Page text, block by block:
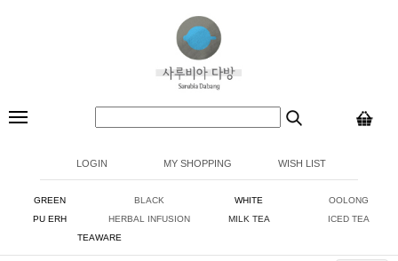
LOGIN MY SHOPPING WISH LIST
GREEN BLACK WHITE
OOLONG
PU ERH
HERBAL INFUSION MILK TEA
ICED TEA
TEAWARE